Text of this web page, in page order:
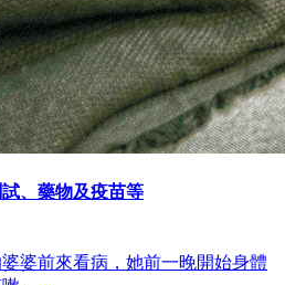
、藥物及疫苗等
婆婆前來看病，她前一晚開始身體